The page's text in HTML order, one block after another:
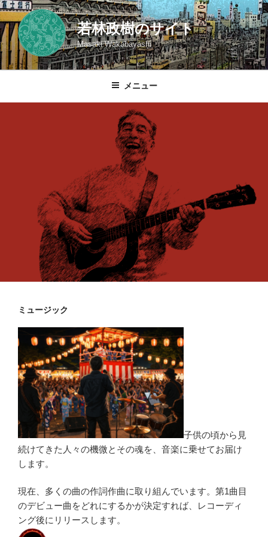
コ
ン
テ
ン
ツ
若林政樹のサイト
Masaki Wakabayashi
メニュー
ミュージック
子供の頃から見
続けてきた人々の機微とその魂を、音楽に乗せてお届け
します。
現在、多くの曲の作詞作曲に取り組んでいます。第1曲目
のデビュー曲をどれにするかが決定すれば、レコーディ
ング後にリリースします。